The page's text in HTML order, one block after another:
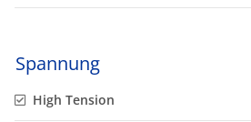
Spannung
High Tension